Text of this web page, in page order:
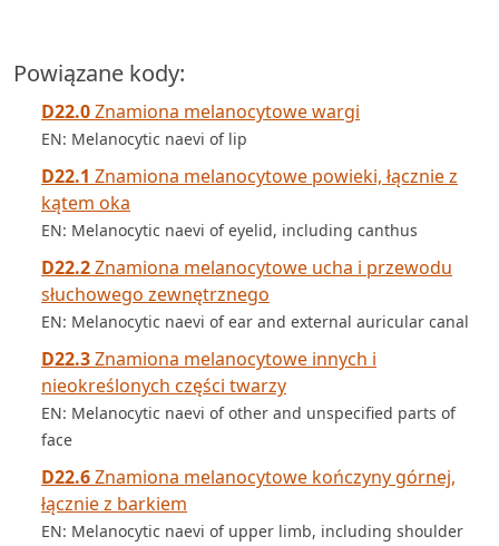
Powiązane kody:
D22.0Znamiona melanocytowe wargi
EN: Melanocytic naevi of lip
D22.1 Znamiona melanocytowe powieki, łącznie z
kątem oka
EN: Melanocytic naevi of eyelid, including canthus
D22.2Znamiona melanocytowe ucha i przewodu
słuchowego zewnętrznego
EN: Melanocytic naevi of ear and external auricular canal
D22.3Znamiona melanocytowe innych i
nieokreślonych części twarzy
EN: Melanocytic naevi of other and unspecified parts of
face
D22.6Znamiona melanocytowe kończyny górnej,
łącznie z barkiem
EN: Melanocytic naevi of upper limb, including shoulder